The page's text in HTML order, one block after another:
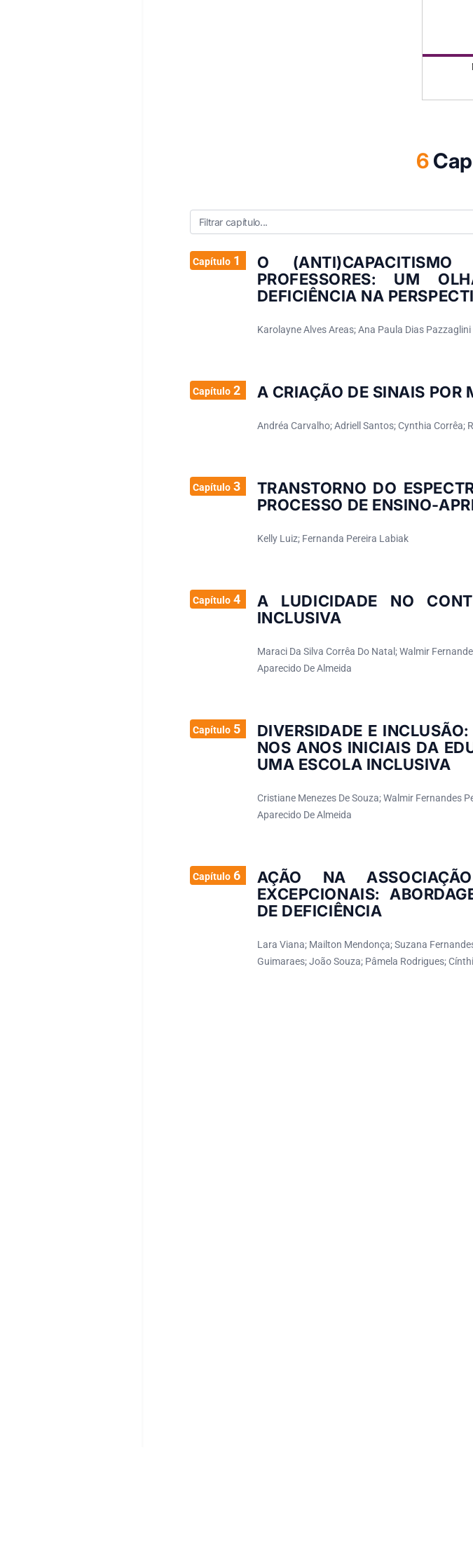
6
Capítulo1
O
PROFESSORES: UM
DEFICIÊNCIA NA
Karolayne Alves Areas; Ana Paula Dias Pazzaglini
Capítulo2 A CRIAÇÃO DE SINAIS POR
Andréa Carvalho; Adriell Santos; Cynthia Corrêa;
Capítulo3
TRANSTORNO DO
PROCESSO DE ENSINO-
Kelly Luiz; Fernanda Pereira Labiak
Capítulo4
A LUDICIDADE NO
INCLUSIVA
Maraci Da Silva Corrêa Do Natal; Walmir
Aparecido De Almeida
Capítulo5
DIVERSIDADE E
NOS ANOS INICIAIS DA
UMA ESCOLA INCLUSIVA
Cristiane Menezes De Souza; Walmir Fernandes
Aparecido De Almeida
Capítulo6
AÇÃO NA
EXCEPCIONAIS:
DE DEFICIÊNCIA
Lara Viana; Mailton Mendonça; Suzana
Guimaraes; João Souza; Pâmela Rodrigues;